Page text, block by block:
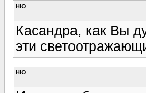
НЮ
Касандра, как Вы
эти
НЮ